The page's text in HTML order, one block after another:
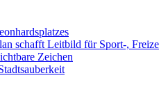
schafft Leitbild für Sport-,
Zeichen